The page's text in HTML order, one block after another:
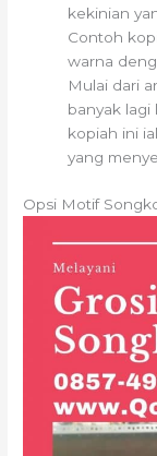
kekinian
Contoh
warna
Mulai dari
banyak lagi
kopiah ini
yang
Opsi Motif